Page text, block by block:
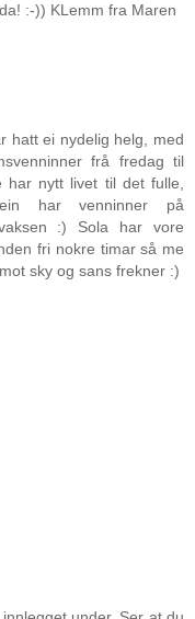
:-)) KLemm fra Maren
hatt ei nydelig helg, med
frå fredag til
har nytt livet til det fulle,
har venninner på
:) Sola har vore
fri nokre timar så me
sky og sans frekner :)